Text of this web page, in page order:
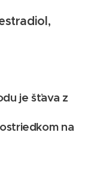
je šťava z
na